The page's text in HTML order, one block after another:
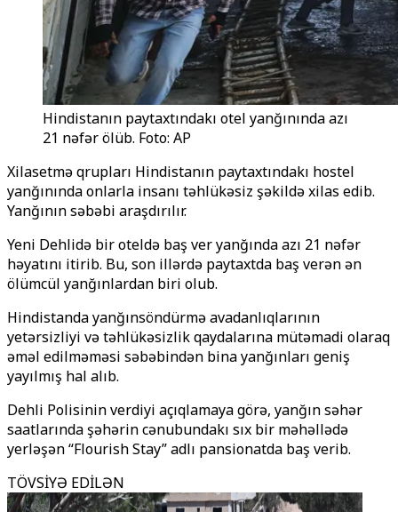
Hindistanın paytaxtındakı otel yanğınında azı
21 nəfər ölüb. Foto: AP
Xilasetmə qrupları Hindistanın paytaxtındakı hostel
yanğınında onlarla insanı təhlükəsiz şəkildə xilas edib.
Yanğının səbəbi araşdırılır.
Yeni Dehlidə bir oteldə baş veryanğında azı 21 nəfər
həyatını itirib. Bu, son illərdə paytaxtda baş verən ən
ölümcül yanğınlardan biri olub.
Hindistanda yanğınsöndürmə avadanlıqlarının
yetərsizliyi və təhlükəsizlik qaydalarına mütəmadi olaraq
əməl edilməməsi səbəbindən bina yanğınları geniş
yayılmış hal alıb.
Dehli Polisinin verdiyi açıqlamaya görə, yanğın səhər
saatlarında şəhərin cənubundakı sıx bir məhəllədə
yerləşən “Flourish Stay” adlı pansionatda baş verib.
TÖVSİYƏ EDİLƏN